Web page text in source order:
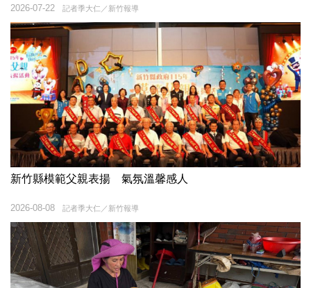
記者季大仁／新竹報導
2026-07-22
新竹縣模範父親表揚 氣氛溫馨感人
記者季大仁／新竹報導
2026-08-08